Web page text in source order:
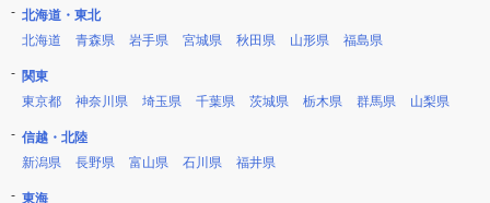
北海道・東北
北海道
青森県 岩手県 宮城県 秋田県 山形県 福島県
関東
東京都
神奈川県 埼玉県 千葉県 茨城県 栃木県 群馬県 山梨県
信越・北陸
新潟県
長野県 富山県 石川県 福井県
東海